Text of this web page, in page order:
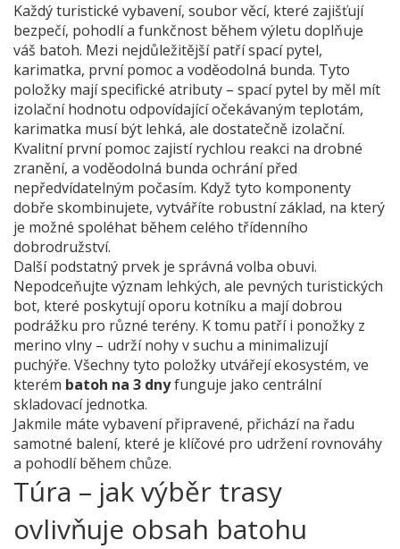
Každýturistické vybavení, soubor věcí, které zajišťují
bezpečí, pohodlí a funkčnost během výletu doplňuje
váš batoh. Mezi nejdůležitější patří spací pytel,
karimatka, první pomoc a voděodolná bunda. Tyto
položky mají specifické atributy – spací pytel by měl mít
izolační hodnotu odpovídající očekávaným teplotám,
karimatka musí být lehká, ale dostatečně izolační.
Kvalitní první pomoc zajistí rychlou reakci na drobné
zranění, a voděodolná bunda ochrání před
nepředvídatelným počasím. Když tyto komponenty
dobře skombinujete, vytváříte robustní základ, na který
je možné spoléhat během celého třídenního
dobrodružství.
Další podstatný prvek je správná volba obuvi.
Nepodceňujte význam lehkých, ale pevných turistických
bot, které poskytují oporu kotníku a mají dobrou
podrážku pro různé terény. K tomu patří i ponožky z
merino vlny – udrží nohy v suchu a minimalizují
puchýře. Všechny tyto položky utvářejí ekosystém, ve
kterém batoh na 3 dnyfunguje jako centrální
skladovací jednotka.
Jakmile máte vybavení připravené, přichází na řadu
samotné balení, které je klíčové pro udržení rovnováhy
a pohodlí během chůze.
Túra – jak výběr trasy
ovlivňuje obsah batohu